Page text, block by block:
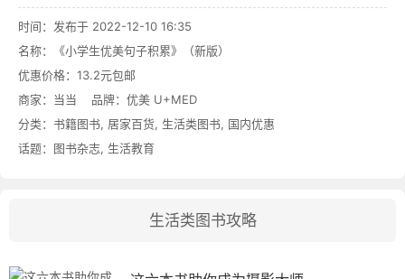
时间：发布于 2022-12-10 16:35
名称：
《小学生优美句子积累》（新版）
优惠价格： 13.2元包邮
商家： 当当 品牌： 优美 U+MED
分类： 书籍图书, 居家百货, 生活类图书, 国内优惠
话题： 图书杂志, 生活教育
生活类图书攻略